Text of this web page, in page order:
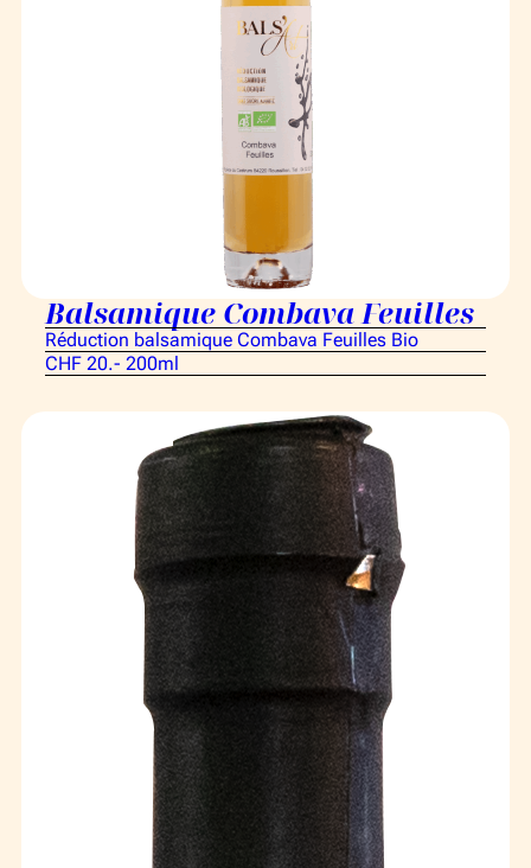
Balsamique Combava Feuilles
Réduction balsamique Combava Feuilles Bio
CHF 20.- 200ml